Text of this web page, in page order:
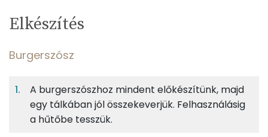
Egy
adagban
11%
Burgerszósz
TÁPANYAGTARTALOM
11%
Fehérje
13%
Szénhidrát
10%
66%
Elkészítés
Burgerszósz
A burgerszószhoz mindent előkészítünk, majd
egy tálkában jól összekeverjük. Felhasználásig
a hűtőbe tesszük.